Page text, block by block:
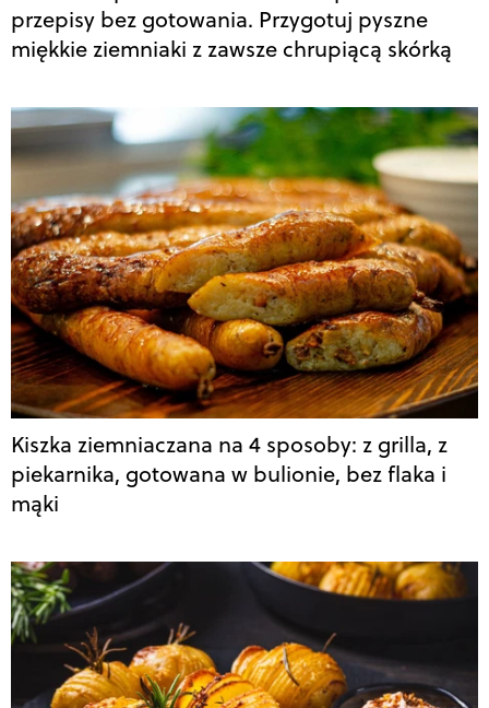
przepisy bez gotowania. Przygotuj pyszne
miękkie ziemniaki z zawsze chrupiącą skórką
Kiszka ziemniaczana na 4 sposoby: z grilla, z
piekarnika, gotowana w bulionie, bez flaka i
mąki